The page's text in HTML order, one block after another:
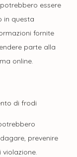
essere
in questa
fornite
parte alla
online.
di frodi
prevenire